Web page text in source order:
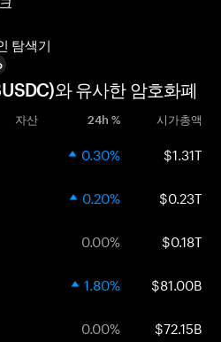
탐색기
와 유사한 암호화폐
자산 24h % 시가총액
0.30% $1.31T
0.20% $0.23T
0.00% $0.18T
1.80% $81.00B
0.00% $72.15B